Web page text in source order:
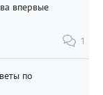
впервые
1
по